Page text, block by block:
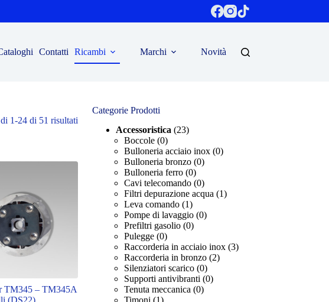
Contatti Ricambi Marchi Novità
1-24 di 51 risultati
TM345 – TM345A
(DS22)
Categorie Prodotti
Accessoristica (23)
Boccole (0)
Bulloneria acciaio inox (0)
Bulloneria bronzo (0)
Bulloneria ferro (0)
Cavi telecomando (0)
Filtri depurazione acqua (1)
Leva comando (1)
Pompe di lavaggio (0)
Prefiltri gasolio (0)
Pulegge (0)
Raccorderia in acciaio inox (3)
Raccorderia in bronzo (2)
Silenziatori scarico (0)
Supporti antivibranti (0)
Tenuta meccanica (0)
Timoni (1)